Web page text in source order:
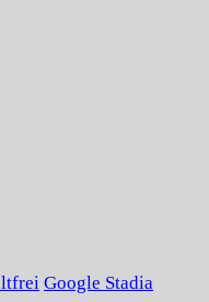
Google Stadia